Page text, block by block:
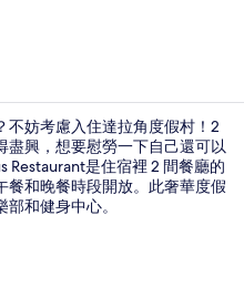
不妨考慮入住達拉角度假村！2
盡興，想要慰勞一下自己還可以
Restaurant是住宿裡 2 間餐廳的
和晚餐時段開放。此奢華度假
和健身中心。